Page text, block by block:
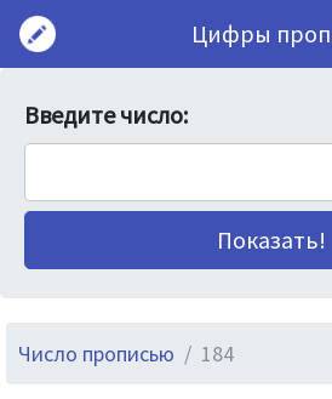
Цифры
Введите число:
Число прописью 184